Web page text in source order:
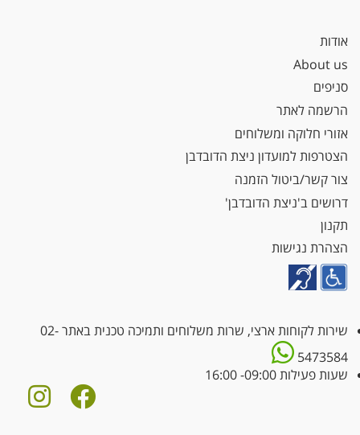
אודות
About us
סניפים
הרשמה לאתר
אזורי חלוקה ומשלוחים
הצטרפות למועדון ניצת הדובדבן
צור קשר/ביטול הזמנה
דרושים ב'ניצת הדובדבן'
תקנון
הצהרת נגישות
שירות לקוחות ארצי, שרות משלוחים ותמיכה טכנית באתר02-
5473584
שעות פעילות 09:00- 16:00